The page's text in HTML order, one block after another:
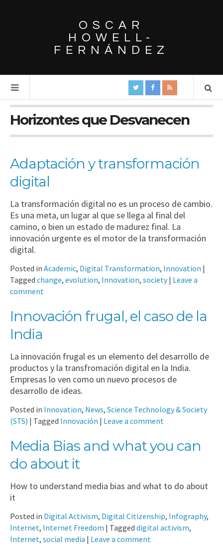
OSCAR
HOWELL-
FERNÁNDEZ
Horizontes que Desvanecen
Adaptación y transformación
digital
La transformación digital no es un proceso de cambio.
Es una meta, un lugar al que se llega al final del
camino, o bien un estado de madurez final. La
innovación urgente es el motor de la transformación
digital.
Posted in Academic, Digital Transformation, Innovation |
Tagged change, evolution, Innovation, society | Leave a
comment
Innovación frugal, el caso de la
India
La innovación frugal es un elemento del desarrollo de
productos y la transfromación digital en la India.
Empresas lo ven como un nuevo procesos de
desarrollo de ideas.
Posted in Innovation, News, Science Technology & Society
(STS) | Tagged Innovación | Leave a comment
Media Bias and what you can
do about it
How to understand media bias and what to do about
it
Posted in Digital Activism, Digital Citizenship, Infography,
Internet, Internet Freedom | Tagged digital activism,
Internet, social media | Leave a comment